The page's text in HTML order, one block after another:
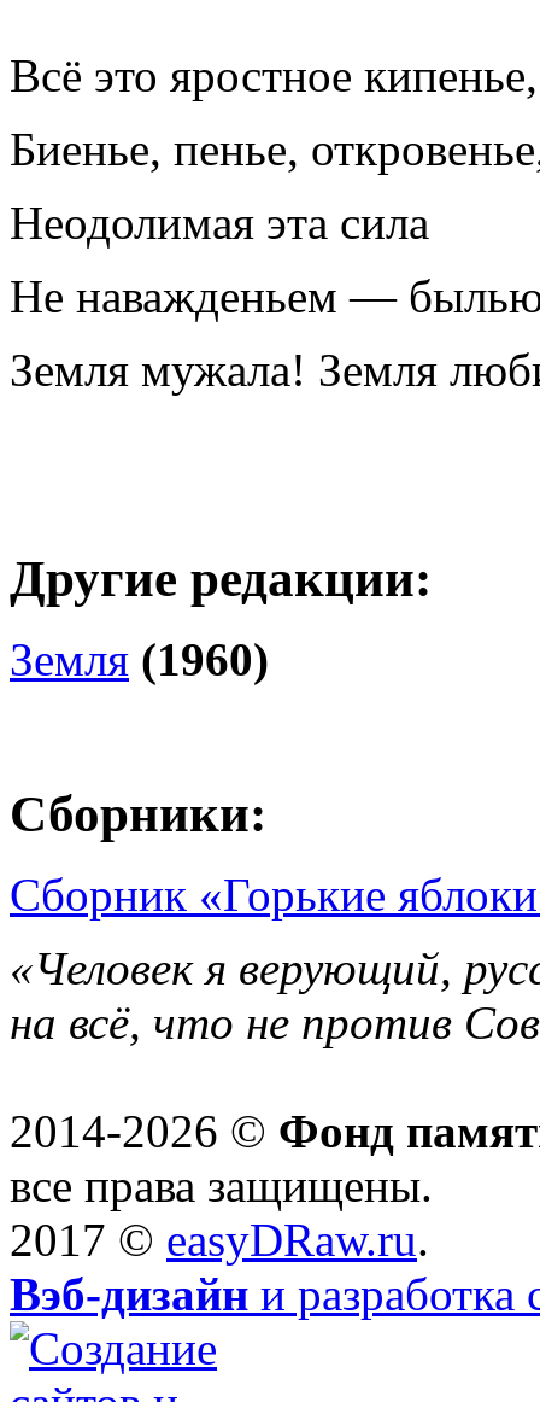
Всё это яростное кипенье,
Биенье, пенье,
Неодолимая эта сила
Не наважденьем —
Земля мужала! Земля
Другие редакции:
Земля (1960)
Сборники:
Сборник «Горькие
«Человек я верующий,
на всё, что не против
2014-2026 © Фонд
все права защищены.
2017 © easyDRaw.ru.
Вэб-дизайн и разработка